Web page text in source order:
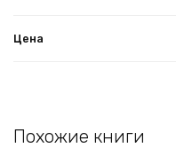
Цена
Похожие книги